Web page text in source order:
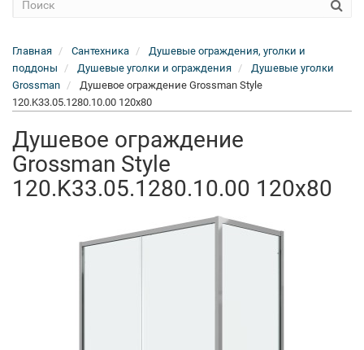
Главная Сантехника
Душевые ограждения, уголки и
поддоны
Душевые уголки и ограждения
Душевые уголки
Grossman
Душевое ограждение Grossman Style
120.K33.05.1280.10.00 120x80
Душевое ограждение
Grossman Style
120.K33.05.1280.10.00 120x80